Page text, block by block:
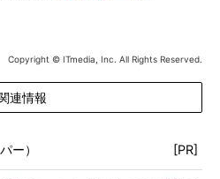
Copyright © ITmedia, Inc. All Rights Reserved.
連情報
ー） [PR]